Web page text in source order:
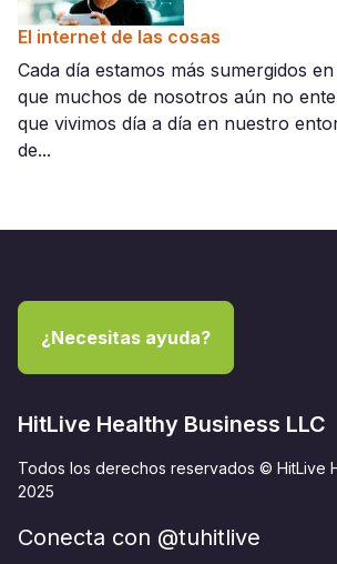
El internet de las cosas
Cada día estamos más sumergidos
que muchos de nosotros aún no
que vivimos día a día en nuestro
de...
¿Necesitas ayuda?
HitLive Healthy Business LLC
Todos los derechos reservados © HitLive
2025
Conecta con @tuhitlive